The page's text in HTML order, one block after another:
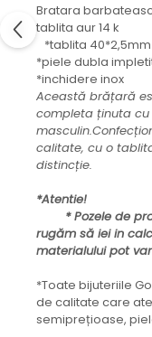
Bratara
tablita aur 14 k
*tablita 40*2,5mm
*piele dubla
*inchidere inox
Această brățară
completa ținuta
calitate, cu o
distincție.
*Atentie!
* Pozele de
rugăm să iei in
materialului pot
*Toate bijuteriile
de calitate care
semiprețioase,